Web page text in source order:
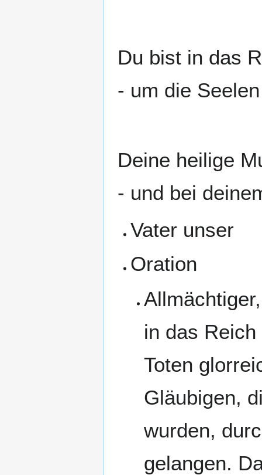
Du bist in das
- um die
Deine heilige
- und bei
Vater unser
Oration
in das
Toten
Gläubigen,
wurden,
gelangen.